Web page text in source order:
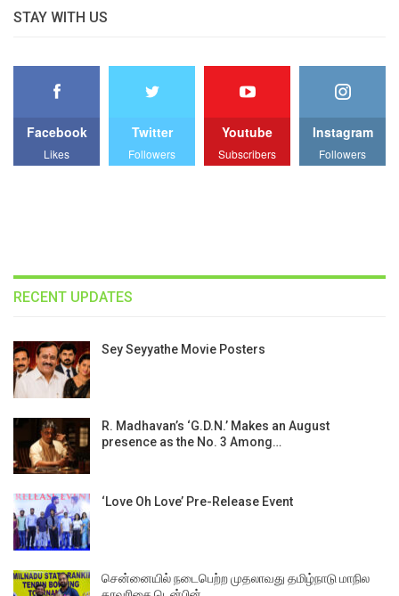
STAY WITH US
Facebook
Likes
Twitter
Followers
Youtube
Subscribers
Instagram
Followers
RECENT UPDATES
Sey Seyyathe Movie Posters
R. Madhavan’s ‘G.D.N.’ Makes an August
presence as the No. 3 Among…
‘Love Oh Love’ Pre-Release Event
சென்னையில் நடைபெற்ற முதலாவது தமிழ்நாடு மாநில